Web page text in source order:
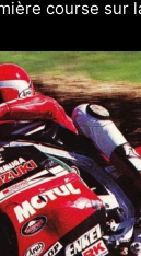
course sur